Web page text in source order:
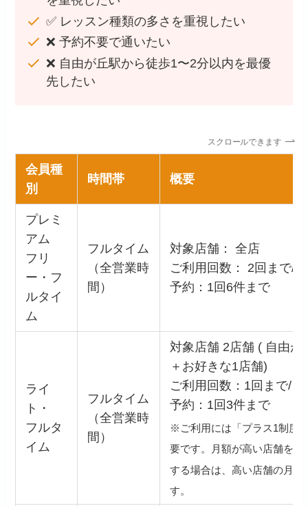
✅ レッスン種類の多さを重視したい
❌ 予約不要で通いたい
❌ 自由が丘駅から徒歩1〜2分以内を最優
先したい
スクロールできます
会員種
別
時間帯 概要
プレミ
アム
フリ
ー・フ
ルタイ
ム
フルタイム
（全営業時
間）
対象店舗： 全店
ご利用回数： 2回まで/日
予約：1回6件まで
ライ
ト・
フルタ
イム
フルタイム
（全営業時
間）
対象店舗 2店舗 ( 自由が
＋お好きな1店舗)
ご利用回数：1回まで/日
予約：1回3件まで
※ご利用には「プラス1制度
要です。月額が高い店舗をプ
する場合は、高い店舗の月額
す。